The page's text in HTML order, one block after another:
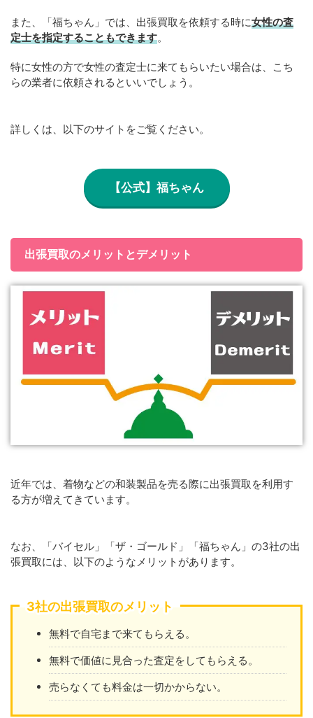
また、「福ちゃん」では、出張買取を依頼する時に女性の査
定士を指定することもできます。
特に女性の方で女性の査定士に来てもらいたい場合は、こち
らの業者に依頼されるといいでしょう。
詳しくは、以下のサイトをご覧ください。
【公式】福ちゃん
出張買取のメリットとデメリット
近年では、着物などの和装製品を売る際に出張買取を利用す
る方が増えてきています。
なお、「バイセル」「ザ・ゴールド」「福ちゃん」の3社の出
張買取には、以下のようなメリットがあります。
3社の出張買取のメリット
無料で自宅まで来てもらえる。
無料で価値に見合った査定をしてもらえる。
売らなくても料金は一切かからない。